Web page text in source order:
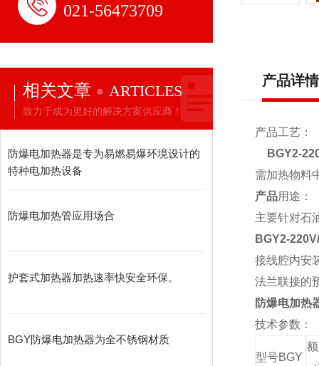
021-56473709
相关文章 ARTICLES
致力于成为更好的解决方案供应商！
防爆电加热器是专为易燃易爆环境设计的
特种电加热设备
防爆电加热管应用场合
护套式加热器加热速率快安全环保。
BGY防爆电加热器为全不锈钢材质
产品详情
产品工艺：
BGY2-
需加热物料
产品用途：
主要针对石
BGY2-
接线腔内安
法兰联接的
防爆电加热
技术参数：
型号BGY